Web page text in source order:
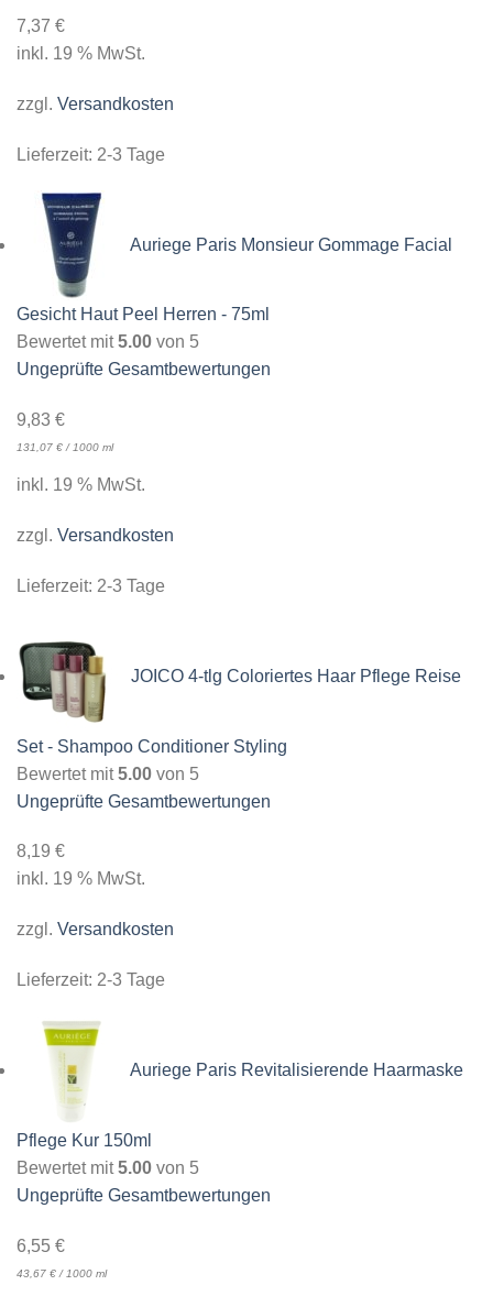
7,37 €
inkl. 19 % MwSt.
zzgl. Versandkosten
Lieferzeit: 2-3 Tage
Auriege Paris Monsieur Gommage Facial
Gesicht Haut Peel Herren - 75ml
Bewertet mit5.00 von 5
Ungeprüfte Gesamtbewertungen
9,83 €
131,07 €/1000 ml
inkl. 19 % MwSt.
zzgl. Versandkosten
Lieferzeit: 2-3 Tage
JOICO 4-tlg Coloriertes Haar Pflege Reise
Set - Shampoo Conditioner Styling
Bewertet mit5.00 von 5
Ungeprüfte Gesamtbewertungen
8,19 €
inkl. 19 % MwSt.
zzgl. Versandkosten
Lieferzeit: 2-3 Tage
Auriege Paris Revitalisierende Haarmaske
Pflege Kur 150ml
Bewertet mit5.00 von 5
Ungeprüfte Gesamtbewertungen
6,55 €
43,67 € / 1000 ml